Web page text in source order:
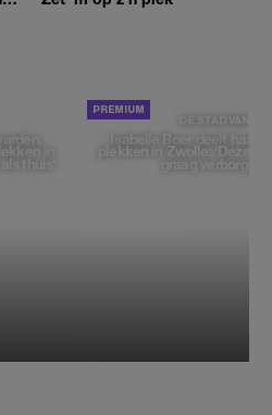
in
thuis'
DE STAD VAN
Isabelle Boer deelt haar
plekken in Zwolle: 'Deze
graag verborgen'